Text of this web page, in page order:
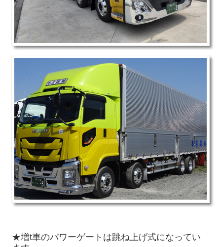
表彰・認証・認定
安全性優良事業
グリーン経営
ホワイト事業所
運輸安全マネジメント
労災防止・安全性
安全への取り組み
SDGs
車両紹介
★増t車のパワーゲートは跳ね上げ式になってい